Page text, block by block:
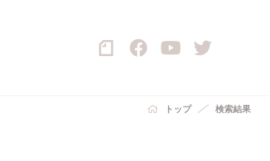
トップ 検索結果